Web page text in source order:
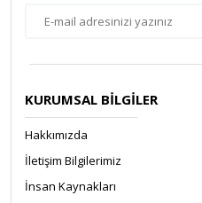
KURUMSAL BİLGİLER
Hakkımızda
İletişim Bilgilerimiz
İnsan Kaynakları